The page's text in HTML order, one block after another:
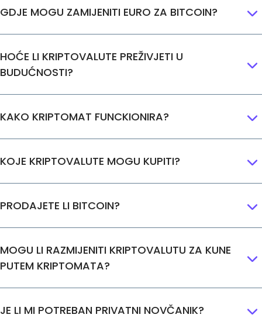
GDJE MOGU ZAMIJENITI EURO ZA BITCOIN?
HOĆE LI KRIPTOVALUTE PREŽIVJETI U
BUDUĆNOSTI?
KAKO KRIPTOMAT FUNCKIONIRA?
KOJE KRIPTOVALUTE MOGU KUPITI?
PRODAJETE LI BITCOIN?
MOGU LI RAZMIJENITI KRIPTOVALUTU ZA KUNE
PUTEM KRIPTOMATA?
JE LI MI POTREBAN PRIVATNI NOVČANIK?